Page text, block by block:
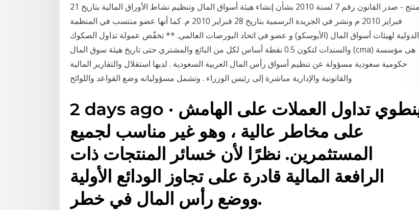
منتج - صدر القانون رقم 7 لسنة 2010 بشأن إنشاء هيئة أسواق المال وتنظيم نشاط الأوراق المالية بتاريخ 21
فبراير 2010 م ونشر في الجريدة الرسمية بتاريخ 28 فبراير 2010 م. كما أنها عضو منتسب في المنظمة
الدولية لهيئات أسواق المال (الأيوسكو) و عضو في اتحاد البورصات العالمي. ** تخفّض عمولة تداول الصكوك
والسندات لتكون 0.5 نقطة أساس لكل من البائع والمشتري حتى تاريخ هيئة سوق المال (cma) هى مؤسسة
حكومية سعودية مسؤولة عن تنظيم أسواق رأس المال العربية السعودية . لديها استقلال والتقارير المالية
والقانونية والإدارية مباشرة إلى رئيس الوزراء . وتشمل مسؤولياته وضع القواعد واللوائح
2 days ago · ينطوي تداول العملات على الهامش
على مخاطر عالية ، وهو غير مناسب لجميع
المستثمرين. نظرًا لأن خسائر المنتجات ذات
الرافعة المالية قادرة على تجاوز الودائع الأولية
ووضع رأس المال في خطر.